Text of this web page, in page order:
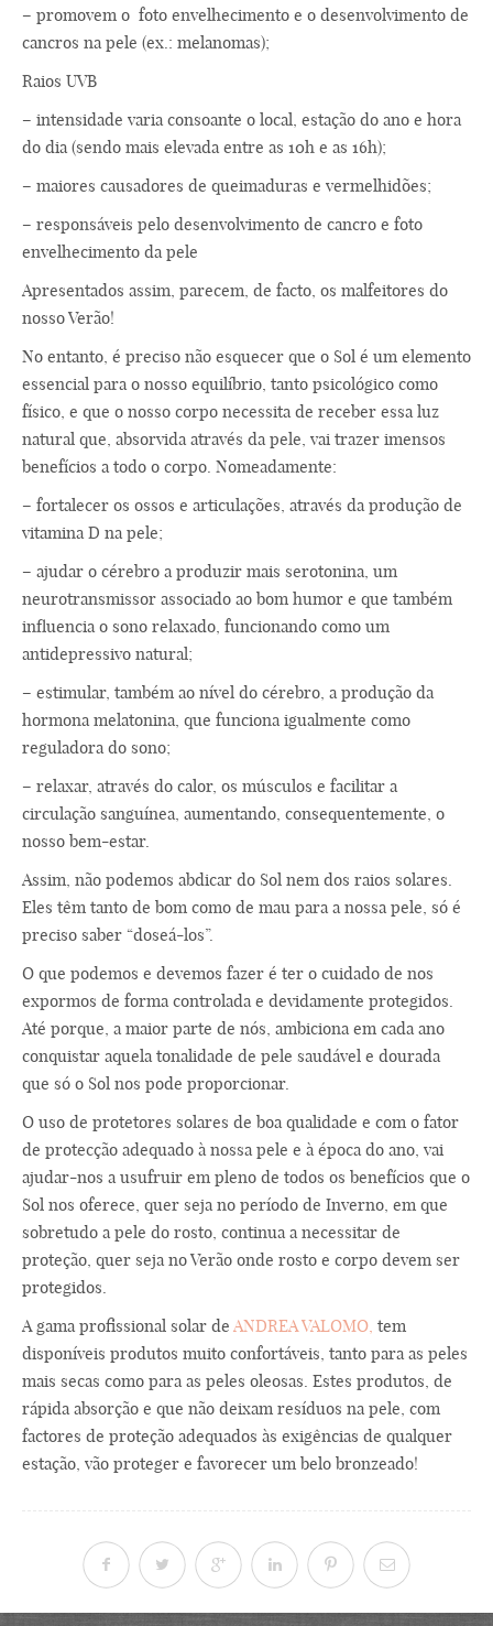
– promovem o foto envelhecimento e o desenvolvimento de
cancros na pele (ex.: melanomas);
Raios UVB
– intensidade varia consoante o local, estação do ano e hora
do dia (sendo mais elevada entre as 10h e as 16h);
– maiores causadores de queimaduras e vermelhidões;
– responsáveis pelo desenvolvimento de cancro e foto
envelhecimento da pele
Apresentados assim, parecem, de facto, os malfeitores do
nosso Verão!
No entanto, é preciso não esquecer que o Sol é um elemento
essencial para o nosso equilíbrio, tanto psicológico como
físico, e que o nosso corpo necessita de receber essa luz
natural que, absorvida através da pele, vai trazer imensos
benefícios a todo o corpo. Nomeadamente:
– fortalecer os ossos e articulações, através da produção de
vitamina D na pele;
– ajudar o cérebro a produzir mais serotonina, um
neurotransmissor associado ao bom humor e que também
influencia o sono relaxado, funcionando como um
antidepressivo natural;
– estimular, também ao nível do cérebro, a produção da
hormona melatonina, que funciona igualmente como
reguladora do sono;
– relaxar, através do calor, os músculos e facilitar a
circulação sanguínea, aumentando, consequentemente, o
nosso bem-estar.
Assim, não podemos abdicar do Sol nem dos raios solares.
Eles têm tanto de bom como de mau para a nossa pele, só é
preciso saber “doseá-los”.
O que podemos e devemos fazer é ter o cuidado de nos
expormos de forma controlada e devidamente protegidos.
Até porque, a maior parte de nós, ambiciona em cada ano
conquistar aquela tonalidade de pele saudável e dourada
que só o Sol nos pode proporcionar.
O uso de protetores solares de boa qualidade e com o fator
de protecção adequado à nossa pele e à época do ano, vai
ajudar-nos a usufruir em pleno de todos os benefícios que o
Sol nos oferece, quer seja no período de Inverno, em que
sobretudo a pele do rosto, continua a necessitar de
proteção, quer seja no Verão onde rosto e corpo devem ser
protegidos.
A gama profissional solar de ANDREA VALOMO, tem
disponíveis produtos muito confortáveis, tanto para as peles
mais secas como para as peles oleosas. Estes produtos, de
rápida absorção e que não deixam resíduos na pele, com
factores de proteção adequados às exigências de qualquer
estação, vão proteger e favorecer um belo bronzeado!